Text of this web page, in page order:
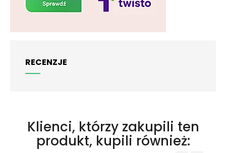
RECENZJE
Klienci, którzy zakupili ten
produkt, kupili również: